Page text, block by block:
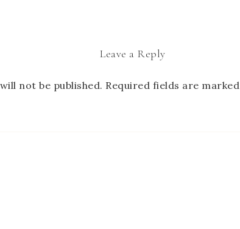
Leave a Reply
not be published. Required fields are marked